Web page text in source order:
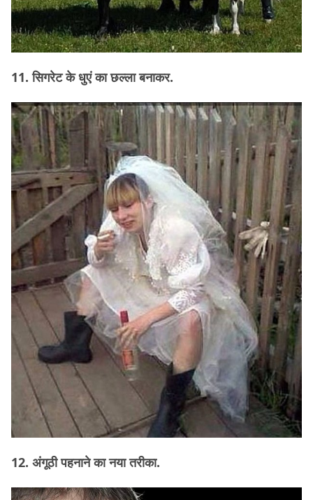
11. सिगरेट के धुएं का छल्ला बनाकर.
12. अंगूठी पहनाने का नया तरीका.